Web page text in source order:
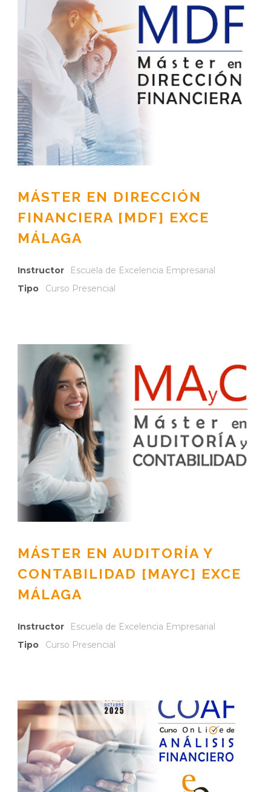
MÁSTER EN DIRECCIÓN
FINANCIERA [MDF] EXCE
MÁLAGA
Instructor
Escuela de Excelencia Empresarial
Tipo
Curso Presencial
MÁSTER EN AUDITORÍA Y
CONTABILIDAD [MAYC] EXCE
MÁLAGA
Instructor
Escuela de Excelencia Empresarial
Tipo
Curso Presencial